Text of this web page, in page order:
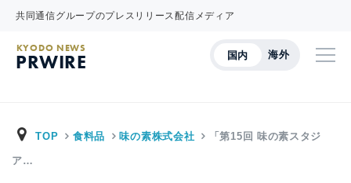
共同通信グループのプレスリリース配信メディア
国内 海外
KYODO NEWS
PRWIRE
TOP 食料品 味の素株式会社 「第15回 味の素スタジ
ア…